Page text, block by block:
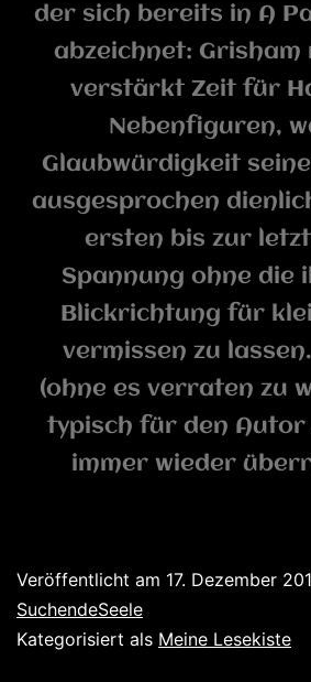
der sich bereits in A
abzeichnet: Grisham
verstärkt Zeit für
Nebenfiguren,
Glaubwürdigkeit
ausgesprochen
ersten bis zur
Spannung ohne die
Blickrichtung für
vermissen zu
(ohne es verraten zu
typisch für den
immer wieder
Veröffentlicht am 17. Dezember
SuchendeSeele
Kategorisiert als Meine Lesekiste